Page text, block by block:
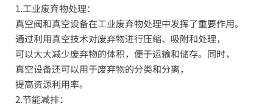
1.工业废弃物处理：
真空阀和真空设备在工业废弃物处理中发挥了重要作用。
通过利用真空技术对废弃物进行压缩、吸附和处理，
可以大大减少废弃物的体积，便于运输和储存。同时，
真空设备还可以用于废弃物的分类和分离，
提高资源利用率。
2.节能减排：